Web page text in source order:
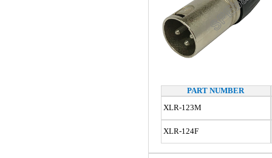
PART NUMBER
XLR-123M
XLR-124F